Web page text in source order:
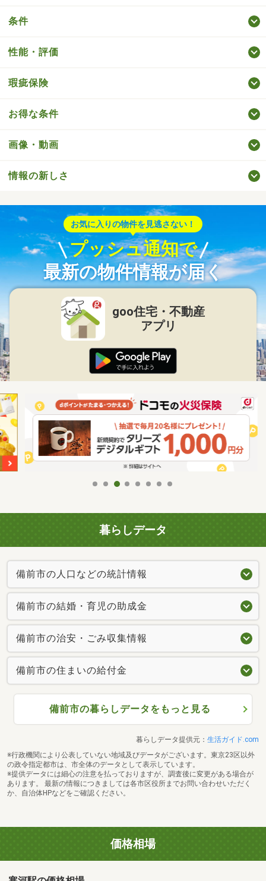
条件
性能・評価
瑕疵保険
お得な条件
画像・動画
情報の新しさ
お気に入りの物件を見逃さない！
プッシュ通知で
最新の物件情報が届く
goo住宅・不動産
アプリ
暮らしデータ
備前市の人口などの統計情報
備前市の結婚・育児の助成金
備前市の治安・ごみ収集情報
備前市の住まいの給付金
備前市の暮らしデータをもっと見る
暮らしデータ提供元： 生活ガイド.com
※行政機関により公表していない地域及びデータがございます。東京23区以外
の政令指定都市は、市全体のデータとして表示しています。
※提供データには細心の注意を払っておりますが、調査後に変更がある場合が
あります。 最新の情報につきましては各市区役所までお問い合わせいただく
か、自治体HPなどをご確認ください。
価格相場